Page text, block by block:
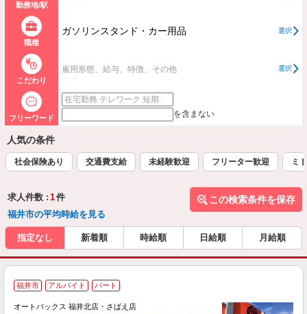
勤務地/駅
職種
ガソリンスタンド・カー用品 選択
こだわり
雇用形態、給与、特徴、その他 選択
フリーワード を含まない
人気の条件
社会保険あり 交通費支給 未経験歓迎 フリーター歓迎 ミ
求人件数 : 1件
福井市の平均時給を見る
この検索条件を保存
指定なし 新着順 時給順 日給順 月給順
福井市 アルバイト パート
オートバックス 福井北店・さばえ店